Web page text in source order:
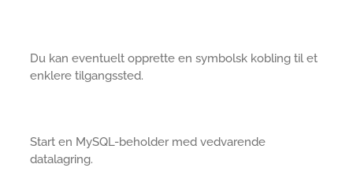
Du kan eventuelt opprette en symbolsk kobling til et
enklere tilgangssted.
Start en MySQL-beholder med vedvarende
datalagring.